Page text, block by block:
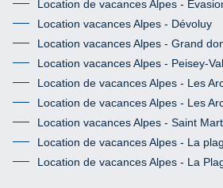
Location de vacances Alpes -
Location vacances Alpes - Dévoluy
Location vacances Alpes - Grand
Location vacances Alpes - Peisey-
Location de vacances Alpes - Les
Location de vacances Alpes - Les
Location vacances Alpes - Saint
Location de vacances Alpes - La
Location de vacances Alpes - La